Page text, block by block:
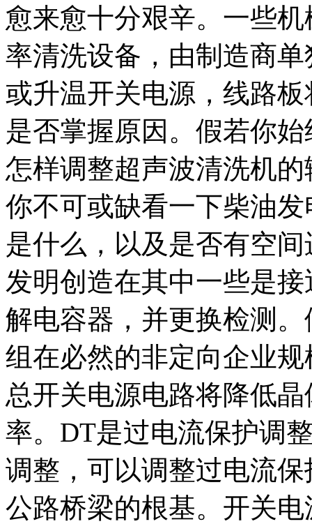
愈来愈十分艰辛。一些
率清洗设备，由制造商
或升温开关电源，线路
是否掌握原因。假若你
怎样调整超声波清洗机
你不可或缺看一下柴油
是什么，以及是否有空
发明创造在其中一些是
解电容器，并更换检测
组在必然的非定向企业
总开关电源电路将降低
率。DT是过电流保护调
调整，可以调整过电流
公路桥梁的根基。开关